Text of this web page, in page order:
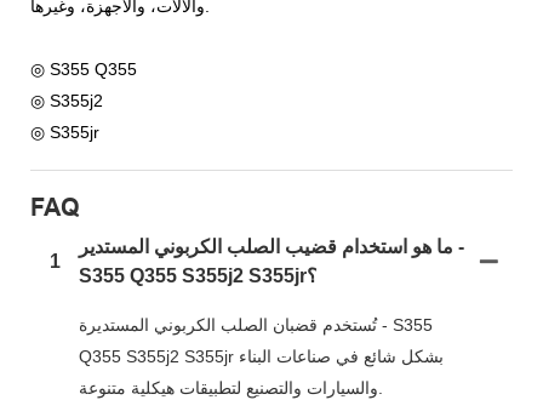
◎ S355 Q355
◎ S355j2
◎ S355jr
FAQ
1
ما هو استخدام قضيب الصلب الكربوني المستدير -
S355 Q355 S355j2 S355jr؟
تُستخدم قضبان الصلب الكربوني المستديرة - S355
Q355 S355j2 S355jr بشكل شائع في صناعات البناء